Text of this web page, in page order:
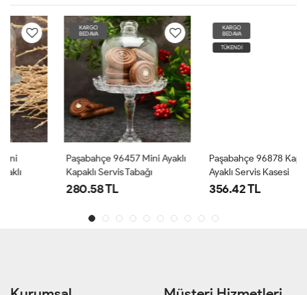
KARGO
BEDAVA
Paşabahçe 96457 Mini Ayaklı
Kapaklı Servis Tabağı
280.58 TL
KARGO
BEDAVA
TÜKENDİ
Paşabahçe 96878 Kapaklı Ve
Ayaklı Servis Kasesi
356.42 TL